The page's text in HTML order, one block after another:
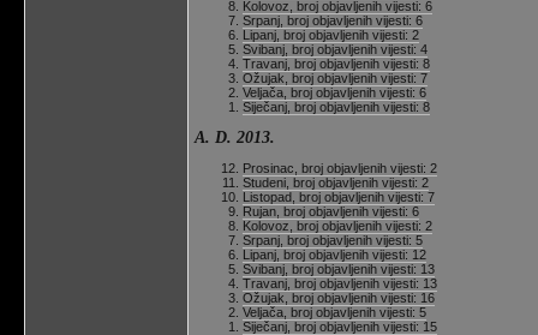
Kolovoz, broj objavljenih vijesti: 6
Srpanj, broj objavljenih vijesti: 6
Lipanj, broj objavljenih vijesti: 2
Svibanj, broj objavljenih vijesti: 4
Travanj, broj objavljenih vijesti: 8
Ožujak, broj objavljenih vijesti: 7
Veljača, broj objavljenih vijesti: 6
Siječanj, broj objavljenih vijesti: 8
A. D. 2013.
Prosinac, broj objavljenih vijesti: 2
Studeni, broj objavljenih vijesti: 2
Listopad, broj objavljenih vijesti: 7
Rujan, broj objavljenih vijesti: 6
Kolovoz, broj objavljenih vijesti: 2
Srpanj, broj objavljenih vijesti: 5
Lipanj, broj objavljenih vijesti: 12
Svibanj, broj objavljenih vijesti: 13
Travanj, broj objavljenih vijesti: 13
Ožujak, broj objavljenih vijesti: 16
Veljača, broj objavljenih vijesti: 5
Siječanj, broj objavljenih vijesti: 15